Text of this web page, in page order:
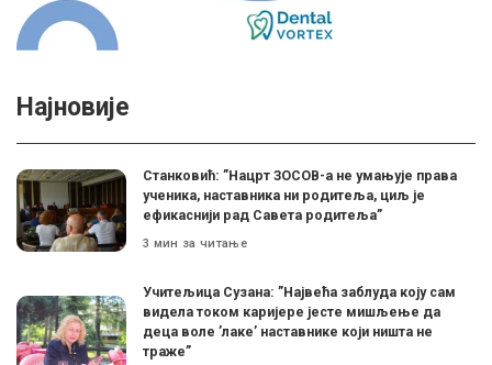
Најновије
Станковић: ”Нацрт ЗОСОВ-а не умањује права
ученика, наставника ни родитеља, циљ је
ефикаснији рад Савета родитеља”
3 мин за читање
Учитељица Сузана: ”Највећа заблуда коју сам
видела током каријере јесте мишљење да
деца воле ’лаке’ наставнике који ништа не
траже”